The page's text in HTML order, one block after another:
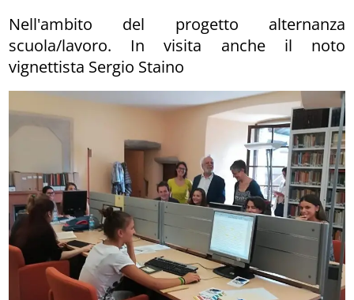
Nell'ambito del progetto alternanza
scuola/lavoro. In visita anche il noto
vignettista Sergio Staino